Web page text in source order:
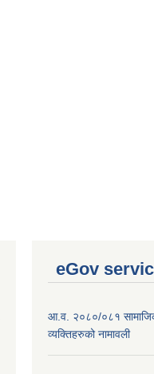
eGov
आ.व. २०८०/०८१ सामाजिक
व्यक्तिहरुको नामावली